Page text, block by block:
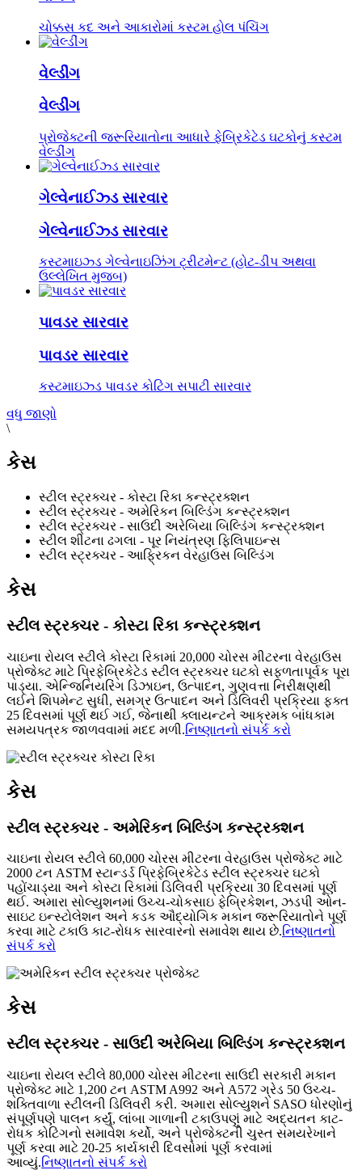
ચોક્કસ કદ અને આકારોમાં કસ્ટમ હોલ પંચિંગ
વેલ્ડીંગ
વેલ્ડીંગ
પ્રોજેક્ટની જરૂરિયાતોના આધારે ફેબ્રિકેટેડ ઘટકોનું કસ્ટમ
વેલ્ડીંગ
ગેલ્વેનાઈઝ્ડ સારવાર
ગેલ્વેનાઈઝ્ડ સારવાર
કસ્ટમાઇઝ્ડ ગેલ્વેનાઇઝિંગ ટ્રીટમેન્ટ (હોટ-ડીપ અથવા
ઉલ્લેખિત મુજબ)
પાવડર સારવાર
પાવડર સારવાર
કસ્ટમાઇઝ્ડ પાવડર કોટિંગ સપાટી સારવાર
વધુ જાણો
\
કેસ
સ્ટીલ સ્ટ્રક્ચર - કોસ્ટા રિકા કન્સ્ટ્રક્શન
સ્ટીલ સ્ટ્રક્ચર - અમેરિકન બિલ્ડિંગ કન્સ્ટ્રક્શન
સ્ટીલ સ્ટ્રક્ચર - સાઉદી અરેબિયા બિલ્ડિંગ કન્સ્ટ્રક્શન
સ્ટીલ શીટના ઢગલા - પૂર નિયંત્રણ ફિલિપાઇન્સ
સ્ટીલ સ્ટ્રક્ચર - આફ્રિકન વેરહાઉસ બિલ્ડિંગ
કેસ
સ્ટીલ સ્ટ્રક્ચર - કોસ્ટા રિકા કન્સ્ટ્રક્શન
ચાઇના રોયલ સ્ટીલે કોસ્ટા રિકામાં 20,000 ચોરસ મીટરના વેરહાઉસ
પ્રોજેક્ટ માટે પ્રિફેબ્રિકેટેડ સ્ટીલ સ્ટ્રક્ચર ઘટકો સફળતાપૂર્વક પૂરા
પાડ્યા. એન્જિનિયરિંગ ડિઝાઇન, ઉત્પાદન, ગુણવત્તા નિરીક્ષણથી
લઈને શિપમેન્ટ સુધી, સમગ્ર ઉત્પાદન અને ડિલિવરી પ્રક્રિયા ફક્ત
25 દિવસમાં પૂર્ણ થઈ ગઈ, જેનાથી ક્લાયન્ટને આક્રમક બાંધકામ
સમયપત્રક જાળવવામાં મદદ મળી.નિષ્ણાતનો સંપર્ક કરો
કેસ
સ્ટીલ સ્ટ્રક્ચર - અમેરિકન બિલ્ડિંગ કન્સ્ટ્રક્શન
ચાઇના રોયલ સ્ટીલે 60,000 ચોરસ મીટરના વેરહાઉસ પ્રોજેક્ટ માટે
2000 ટન ASTM સ્ટાન્ડર્ડ પ્રિફેબ્રિકેટેડ સ્ટીલ સ્ટ્રક્ચર ઘટકો
પહોંચાડ્યા અને કોસ્ટા રિકામાં ડિલિવરી પ્રક્રિયા 30 દિવસમાં પૂર્ણ
થઈ. અમારા સોલ્યુશનમાં ઉચ્ચ-ચોકસાઇ ફેબ્રિકેશન, ઝડપી ઓન-
સાઇટ ઇન્સ્ટોલેશન અને કડક ઔદ્યોગિક મકાન જરૂરિયાતોને પૂર્ણ
કરવા માટે ટકાઉ કાટ-રોધક સારવારનો સમાવેશ થાય છે.નિષ્ણાતનો
સંપર્ક કરો
કેસ
સ્ટીલ સ્ટ્રક્ચર - સાઉદી અરેબિયા બિલ્ડિંગ કન્સ્ટ્રક્શન
ચાઇના રોયલ સ્ટીલે 80,000 ચોરસ મીટરના સાઉદી સરકારી મકાન
પ્રોજેક્ટ માટે 1,200 ટન ASTM A992 અને A572 ગ્રેડ 50 ઉચ્ચ-
શક્તિવાળા સ્ટીલની ડિલિવરી કરી. અમારા સોલ્યુશને SASO ધોરણોનું
સંપૂર્ણપણે પાલન કર્યું, લાંબા ગાળાની ટકાઉપણું માટે અદ્યતન કાટ-
રોધક કોટિંગનો સમાવેશ કર્યો, અને પ્રોજેક્ટની ચુસ્ત સમયરેખાને
પૂર્ણ કરવા માટે 20-25 કાર્યકારી દિવસોમાં પૂર્ણ કરવામાં
આવ્યું.નિષ્ણાતનો સંપર્ક કરો